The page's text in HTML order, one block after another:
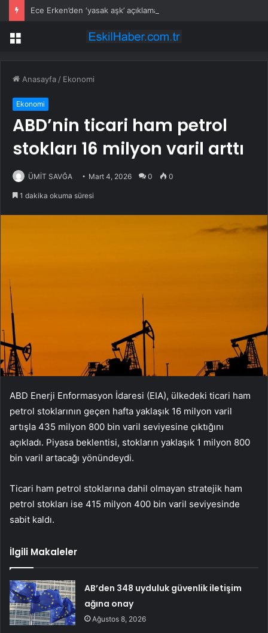
Menü
Anasayfa / Ekonomi
Ekonomi
ABD’nin ticari ham petrol
stokları 16 milyon varil arttı
ÜMİT SAVĞA Mart 4, 2026 0 0
1 dakika okuma süresi
ABD Enerji Enformasyon İdaresi (EIA), ülkedeki ticari ham
petrol stoklarının geçen hafta yaklaşık 16 milyon varil
artışla 435 milyon 800 bin varil seviyesine çıktığını
açıkladı. Piyasa beklentisi, stokların yaklaşık 1 milyon 800
bin varil artacağı yönündeydi.
Ticari ham petrol stoklarına dahil olmayan stratejik ham
petrol stokları ise 415 milyon 400 bin varil seviyesinde
sabit kaldı.
İlgili Makaleler
AB’den 348 uyduluk güvenlik iletişim
ağına onay
Ağustos 8, 2026